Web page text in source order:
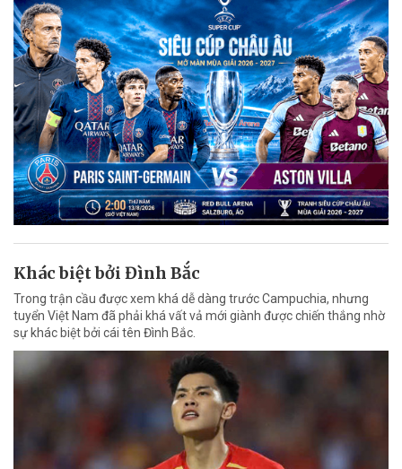
Khác biệt bởi Đình Bắc
Trong trận cầu được xem khá dễ dàng trước Campuchia, nhưng
tuyển Việt Nam đã phải khá vất vả mới giành được chiến thắng nhờ
sự khác biệt bởi cái tên Đình Bắc.